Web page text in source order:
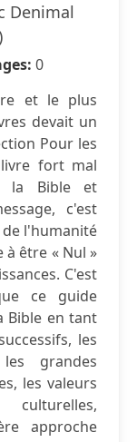
Denimal
0
et le plus
devait un
Pour les
fort mal
la Bible et
c'est
l'humanité
à être « Nul »
C'est
ce guide
Bible en tant
les
grandes
les valeurs
approche